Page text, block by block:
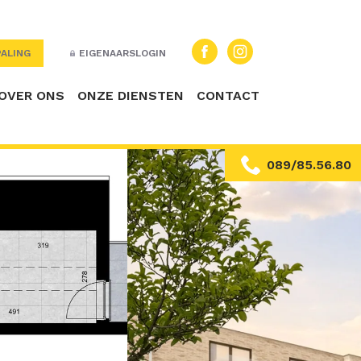
EIGENAARSLOGIN
ONS ONZE DIENSTEN CONTACT
089/85.56.80